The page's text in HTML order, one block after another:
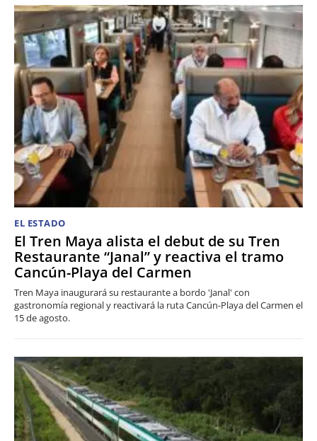
EL ESTADO
El Tren Maya alista el debut de su Tren
Restaurante “Janal” y reactiva el tramo
Cancún-Playa del Carmen
Tren Maya inaugurará su restaurante a bordo 'Janal' con
gastronomía regional y reactivará la ruta Cancún-Playa del Carmen el
15 de agosto.